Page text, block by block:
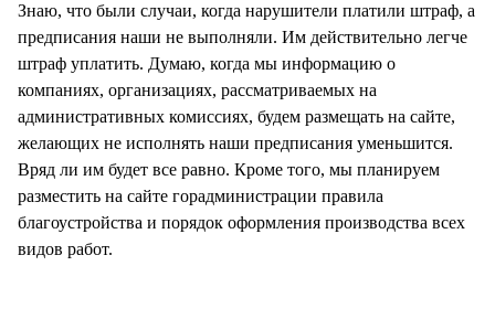
Знаю, что были случаи, когда нарушители платили штраф, а
предписания наши не выполняли. Им действительно легче
штраф уплатить. Думаю, когда мы информацию о
компаниях, организациях, рассматриваемых на
административных комиссиях, будем размещать на сайте,
желающих не исполнять наши предписания уменьшится.
Вряд ли им будет все равно. Кроме того, мы планируем
разместить на сайте горадминистрации правила
благоустройства и порядок оформления производства всех
видов работ.